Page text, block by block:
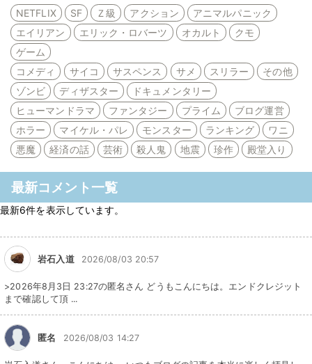
NETFLIX SF Ｚ級 アクション
アニマルパニック
エイリアン
エリック・ロバーツ オカルト
クモ
ゲーム
コメディ
サイコ サスペンス サメ スリラー
その他
ゾンビ
ディザスター
ドキュメンタリー
ヒューマンドラマ
ファンタジー プライム
ブログ運営
ホラー
マイケル・パレ モンスター ランキング
ワニ
悪魔
経済の話 芸術 殺人鬼 地震 珍作 殿堂入り
最新コメント一覧
最新6件を表示しています。
岩石入道 2026/08/03 20:57
>2026年8月3日 23:27の匿名さん どうもこんにちは。エンドクレジット
まで確認して頂 ...
匿名 2026/08/03 14:27